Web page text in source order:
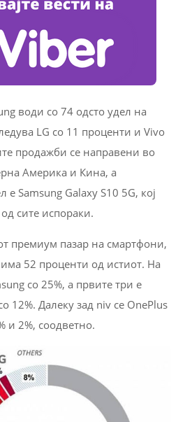
води со 74 одсто удел на
LG со 11 проценти и Vivo
продажби се направени во
Америка и Кина, а
е Samsung Galaxy S10 5G, кој
сите испораки.
премиум пазар на смартфони,
52 проценти од истиот. На
со 25%, а првите три е
12%. Далеку зад niv се OnePlus
и 2%, соодветно.